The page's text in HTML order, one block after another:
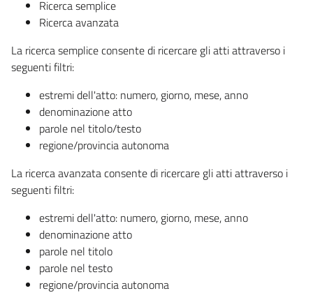
Ricerca semplice
Ricerca avanzata
La ricerca semplice consente di ricercare gli atti attraverso i
seguenti filtri:
estremi dell'atto: numero, giorno, mese, anno
denominazione atto
parole nel titolo/testo
regione/provincia autonoma
La ricerca avanzata consente di ricercare gli atti attraverso i
seguenti filtri:
estremi dell'atto: numero, giorno, mese, anno
denominazione atto
parole nel titolo
parole nel testo
regione/provincia autonoma